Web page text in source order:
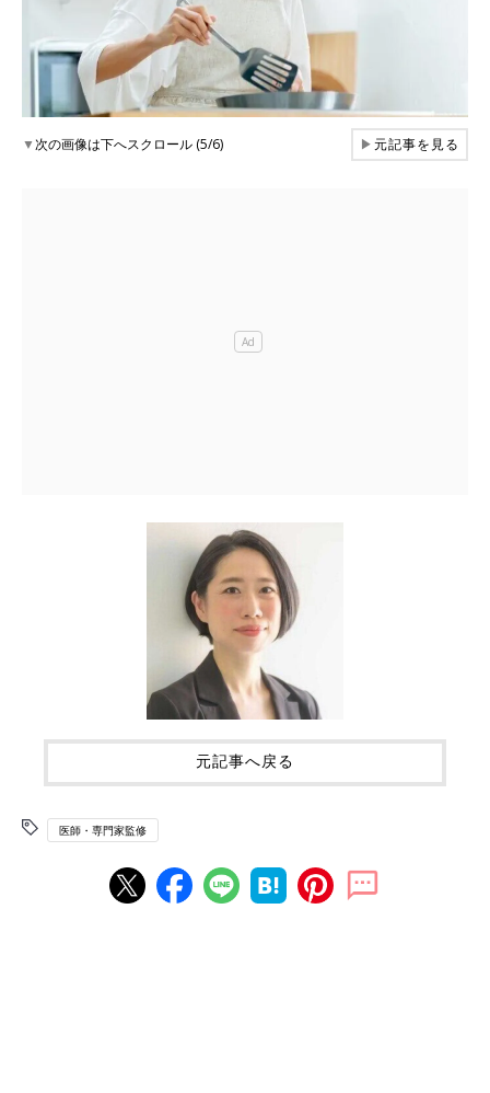
▼次の画像は下へスクロール (5/6) ▶元記事を見る
元記事へ戻る
医師・専門家監修